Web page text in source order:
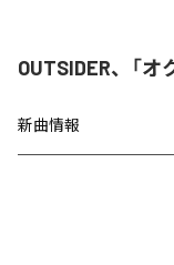
OUTSIDER、「
新曲情報